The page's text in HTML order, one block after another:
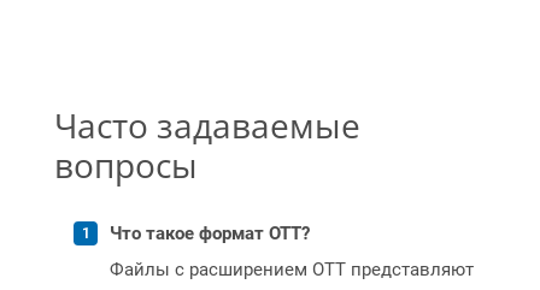
Часто задаваемые
вопросы
Что такое формат OTT?
Файлы с расширением OTT представляют